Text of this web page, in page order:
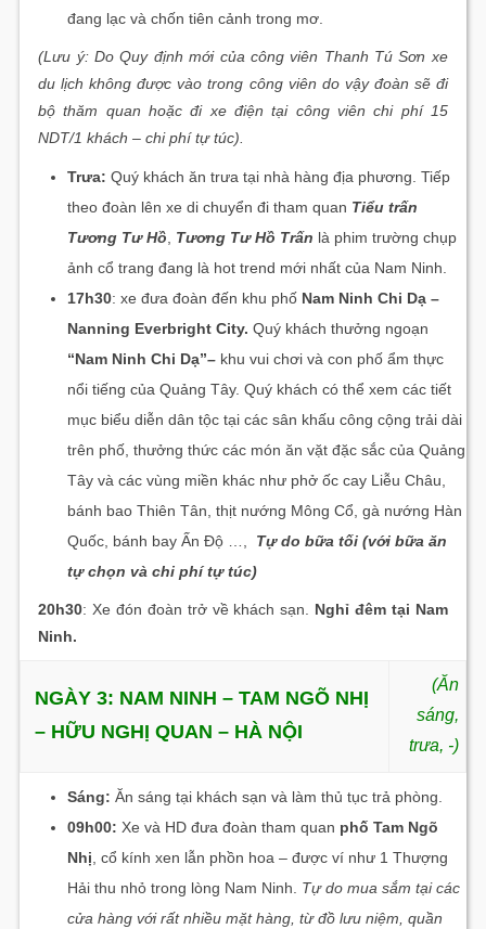
đang lạc và chốn tiên cảnh trong mơ.
(Lưu ý: Do Quy định mới của công viên Thanh Tú Sơn xe
du lịch không được vào trong công viên do vậy đoàn sẽ đi
bộ thăm quan hoặc đi xe điện tại công viên chi phí 15
NDT/1 khách – chi phí tự túc).
Trưa: Quý khách ăn trưa tại nhà hàng địa phương. Tiếp
theo đoàn lên xe di chuyển đi tham quan Tiểu trấn
Tương Tư Hồ
Tương Tư Hồ Trấn là phim trường chụp
ảnh cổ trang đang là hot trend mới nhất của Nam Ninh.
17h30: xe đưa đoàn đến khu phố Nam Ninh Chi Dạ –
Nanning Everbright City. Quý khách thưởng ngoạn
“Nam Ninh Chi Dạ”– khu vui chơi và con phố ẩm thực
nổi tiếng của Quảng Tây. Quý khách có thể xem các tiết
mục biểu diễn dân tộc tại các sân khấu công cộng trải dài
trên phố, thưởng thức các món ăn vặt đặc sắc của Quảng
Tây và các vùng miền khác như phở ốc cay Liễu Châu,
bánh bao Thiên Tân, thịt nướng Mông Cổ, gà nướng Hàn
Quốc, bánh bay Ấn Độ …, Tự do bữa tối (với bữa ăn
tự chọn và chi phí tự túc)
20h30: Xe đón đoàn trở về khách sạn. Nghỉ đêm tại Nam
Ninh.
NGÀY 3: NAM NINH – TAM NGÕ NHỊ
– HỮU NGHỊ QUAN – HÀ NỘI
(Ăn
sáng,
trưa, -)
Sáng: Ăn sáng tại khách sạn và làm thủ tục trả phòng.
09h00: Xe và HD đưa đoàn tham quan phố Tam Ngõ
Nhị, cổ kính xen lẫn phồn hoa – được ví như 1 Thượng
Hải thu nhỏ trong lòng Nam Ninh. Tự do mua sắm tại các
cửa hàng với rất nhiều mặt hàng, từ đồ lưu niệm, quần